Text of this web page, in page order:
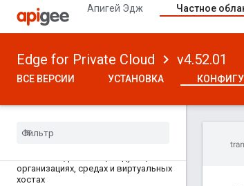
Апигей Эдж Частное
Edge for Private Cloud v4.52.01
ВСЕ ВЕРСИИ УСТАНОВКА
Как настроить Эдж
организациях, средах и виртуальных
хостах